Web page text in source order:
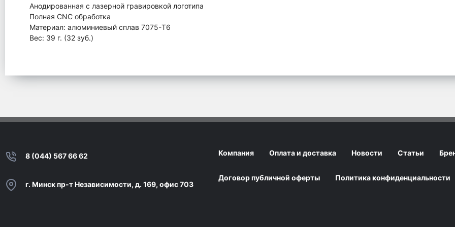
Анодированная с лазерной гравировкой логотипа
Полная CNC обработка
Материал: алюминиевый сплав 7075-T6
Вес: 39 г. (32 зуб.)
8 (044) 567 66 62
г. Минск пр-т Независимости, д. 169, офис 703
Компания Оплата и доставка Новости Статьи
Договор публичной оферты Политика конфиденциальности